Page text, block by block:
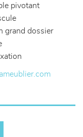
pivotant
grand dossier